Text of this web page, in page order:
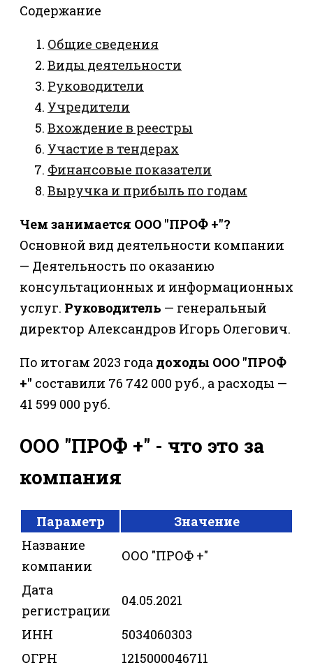
Содержание
Общие сведения
Виды деятельности
Руководители
Учредители
Вхождение в реестры
Участие в тендерах
Финансовые показатели
Выручка и прибыль по годам
Чем занимается ООО "ПРОФ +"?
Основной вид деятельности компании
— Деятельность по оказанию
консультационных и информационных
услуг. Руководитель — генеральный
директор Александров Игорь Олегович.
По итогам 2023 года доходы ООО "ПРОФ
+" составили 76 742 000 руб., а расходы —
41 599 000 руб.
ООО "ПРОФ +" - что это за
компания
Параметр
Значение
Название
компании
ООО "ПРОФ +"
Дата
регистрации
04.05.2021
ИНН
5034060303
ОГРН
1215000046711